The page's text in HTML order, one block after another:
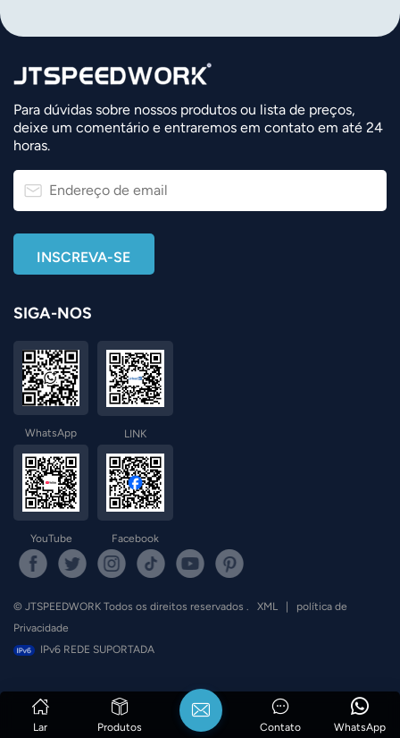
Para dúvidas sobre nossos produtos ou lista de preços,
deixe um comentário e entraremos em contato em até 24
horas.
SIGA-NOS
WhatsApp LINK
YouTube Facebook
© JTSPEEDWORK Todos os direitos reservados . XML |
política de
Privacidade
IPv6 REDE SUPORTADA
Lar Produtos WhatsApp
Contato